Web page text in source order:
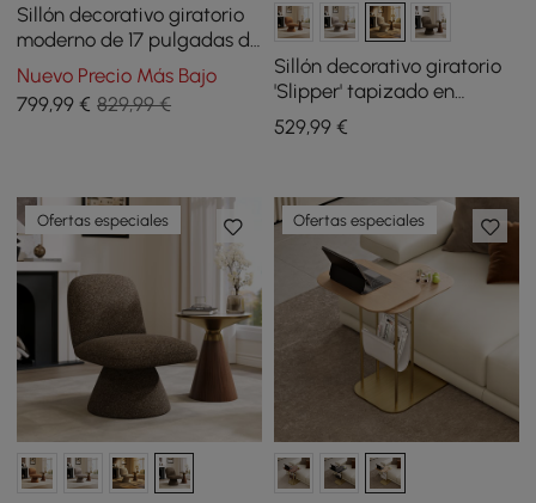
Sillón decorativo giratorio
moderno de 17 pulgadas de
bouclé de alto rendimiento
Nuevo Precio Más Bajo
799,99 € 829,99 €
Sillón decorativo giratorio
'Slipper' tapizado en
bouclé de alto rendimiento
de 45,7 cm
529,99€
Ofertas especiales Ofertas especiales